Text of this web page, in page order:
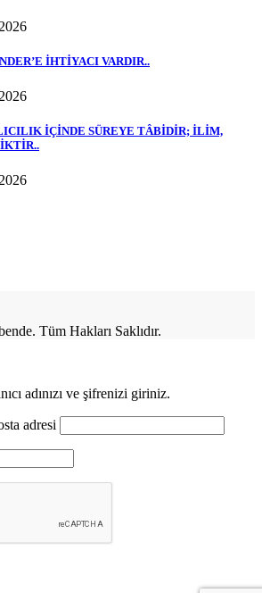
İHTİYACI VARDIR..
İÇİNDE SÜREYE TÂBİDİR; İLİM,
Tüm Hakları Saklıdır.
adınızı ve şifrenizi giriniz.
adresi